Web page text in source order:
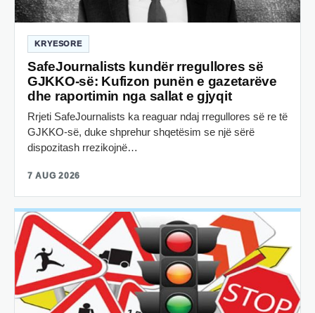
KRYESORE
SafeJournalists kundër rregullores së
GJKKO-së: Kufizon punën e gazetarëve
dhe raportimin nga sallat e gjyqit
Rrjeti SafeJournalists ka reaguar ndaj rregullores së re të
GJKKO-së, duke shprehur shqetësim se një sërë
dispozitash rrezikojnë…
7 AUG 2026